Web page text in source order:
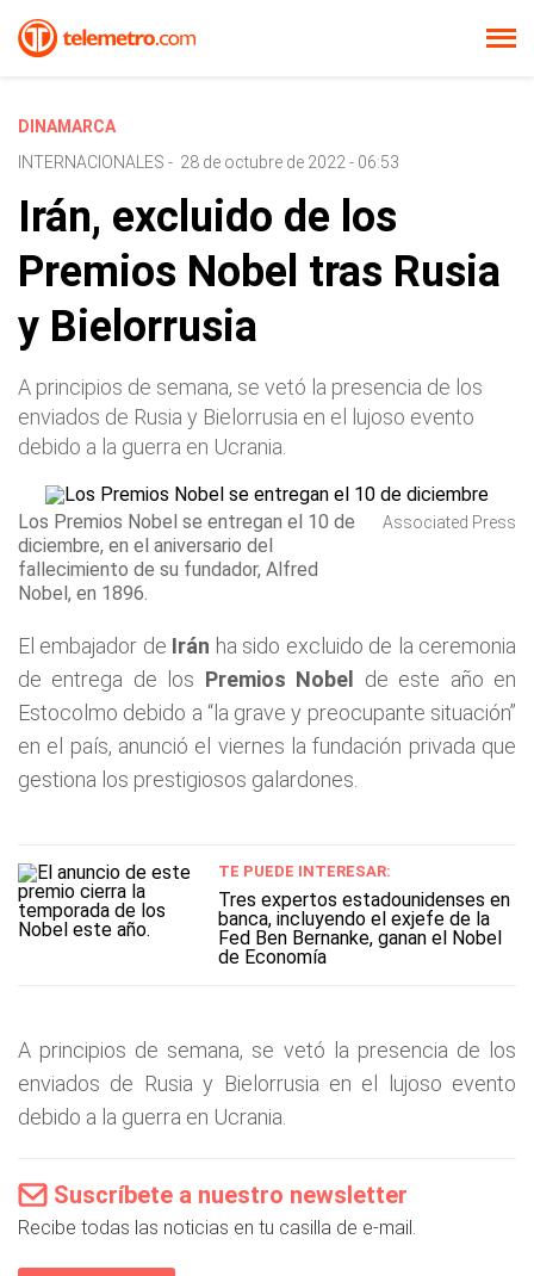
DINAMARCA
INTERNACIONALES - 28 de octubre de 2022 - 06:53
Irán, excluido de los
Premios Nobel tras Rusia
y Bielorrusia
A principios de semana, se vetó la presencia de los
enviados de Rusia y Bielorrusia en el lujoso evento
debido a la guerra en Ucrania.
Los Premios Nobel se entregan el 10 de
diciembre, en el aniversario del
fallecimiento de su fundador, Alfred
Nobel, en 1896.
Associated Press
El embajador de Irán ha sido excluido de la ceremonia
de entrega de los Premios Nobel de este año en
Estocolmo debido a “la grave y preocupante situación”
en el país, anunció el viernes la fundación privada que
gestiona los prestigiosos galardones.
TE PUEDE INTERESAR:
Tres expertos estadounidenses en
banca, incluyendo el exjefe de la
Fed Ben Bernanke, ganan el Nobel
de Economía
A principios de semana, se vetó la presencia de los
enviados de Rusia y Bielorrusia en el lujoso evento
debido a la guerra en Ucrania.
Suscríbete a nuestro newsletter
Recibe todas las noticias en tu casilla de e-mail.